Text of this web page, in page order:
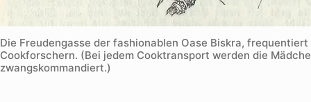
Die Freudengasse der fashionablen Oase Biskra,
Cookforschern. (Bei jedem Cooktransport werden die
zwangskommandiert.)